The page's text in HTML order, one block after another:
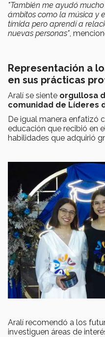
"También me ayudó
ámbitos como la música y
tímida pero aprendí a
nuevas personas",
Representación a
en sus prácticas
Aralí se siente orgullosa
comunidad de Líderes
De igual manera enfatizó
educación que recibió en
habilidades que adquirió
Aralí recomendó a los
investiguen áreas de